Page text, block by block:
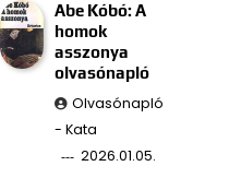
Abe Kóbó: A
homok
asszonya
olvasónapló
Olvasónapló
- Kata
2026.01.05.